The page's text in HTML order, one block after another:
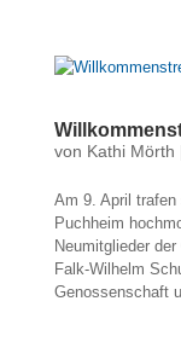
von Kathi Mörth
Am 9. April
Puchheim
Neumitglieder
Falk-Wilhelm
Genossenschaft